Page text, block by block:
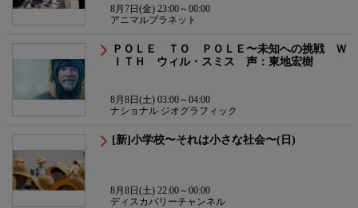
8月7日(金) 23:00～00:00
アニマルプラネット
ＰＯＬＥ ＴＯ ＰＯＬＥ〜未知への挑戦 Ｗ
ＩＴＨ ウィル・スミス 声：東地宏樹
8月8日(土) 03:00～04:00
ナショナル ジオグラフィック
[新]小学校〜それは小さな社会〜(日)
8月8日(土) 22:00～00:00
ディスカバリーチャンネル